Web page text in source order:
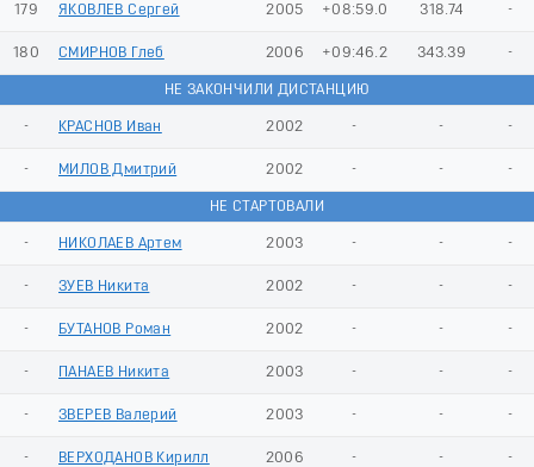
179 ЯКОВЛЕВ Сергей 2005 +08:59.0 318.74 -
180 СМИРНОВ Глеб 2006 +09:46.2 343.39 -
НЕ ЗАКОНЧИЛИ ДИСТАНЦИЮ
- КРАСНОВ Иван 2002 - - -
- МИЛОВ Дмитрий 2002 - - -
НЕ СТАРТОВАЛИ
- НИКОЛАЕВ Артем 2003 - - -
- ЗУЕВ Никита 2002 - - -
- БУТАНОВ Роман 2002 - - -
- ПАНАЕВ Никита 2003 - - -
- ЗВЕРЕВ Валерий 2003 - - -
- ВЕРХОДАНОВ Кирилл 2006 - - -